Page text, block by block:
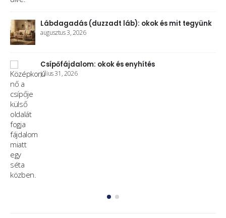
Lábdagadás (duzzadt láb): okok és mit tegyünk
augusztus 3, 2026
Csípőfájdalom: okok és enyhítés
július 31, 2026